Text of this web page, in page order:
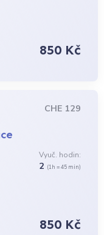
850 Kč
CHE 129
Vyuč. hodin:
2 (1h = 45 min)
850 Kč